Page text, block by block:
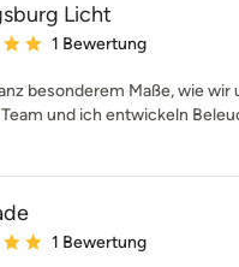
Licht
Bewertung: 5 von 5
1 Bewertung
besonderem Maße, wie wir
und ich entwickeln
Bewertung: 5 von 5
1 Bewertung